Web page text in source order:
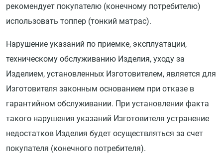
рекомендует покупателю (конечному потребителю)
использовать топпер (тонкий матрас).
Нарушение указаний по приемке, эксплуатации,
техническому обслуживанию Изделия, уходу за
Изделием, установленных Изготовителем, является для
Изготовителя законным основанием при отказе в
гарантийном обслуживании. При установлении факта
такого нарушения указаний Изготовителя устранение
недостатков Изделия будет осуществляться за счет
покупателя (конечного потребителя).